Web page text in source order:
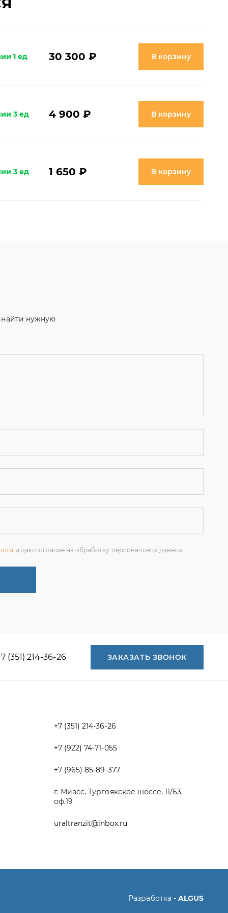
1 ед 30 300 ₽ В корзину
3 ед 4 900 ₽ В корзину
3 ед 1 650 ₽ В корзину
нужную
+7 (351) 214-36-26
оф.19
uraltranzit@inbox.ru